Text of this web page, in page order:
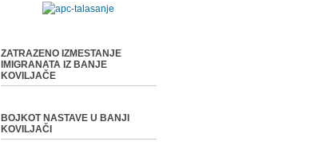
ZATRAZENO IZMESTANJE
IMIGRANATA IZ BANJE
KOVILJAČE
BOJKOT NASTAVE U BANJI
KOVILJAČI